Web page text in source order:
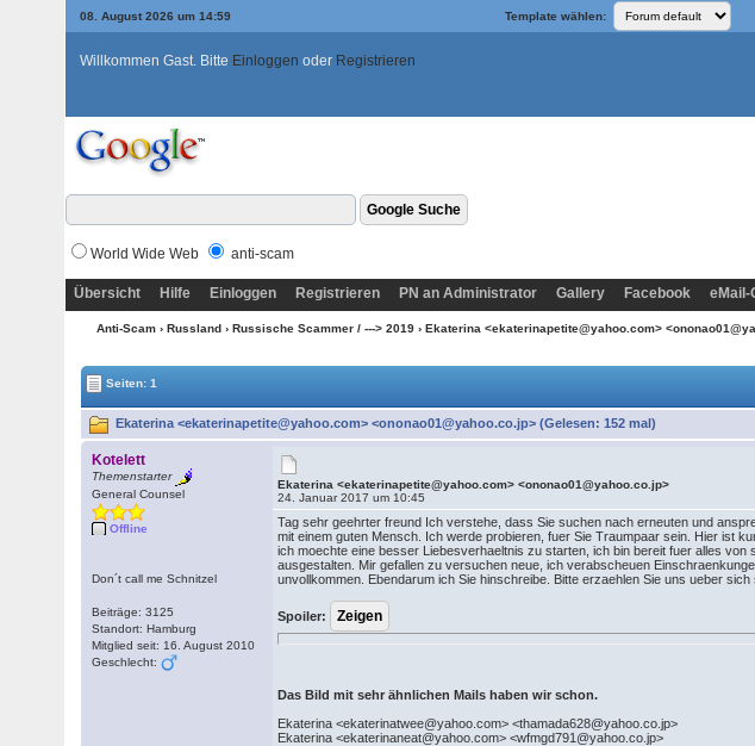
08. August 2026 um 14:59 Template wählen:
Willkommen Gast. Bitte Einloggen oder Registrieren
World Wide Web anti-scam
Übersicht Hilfe Einloggen Registrieren PN an Administrator Gallery Facebook eMail-
Anti-Scam › Russland › Russische Scammer / ---> 2019 › Ekaterina <ekaterinapetite@yahoo.com>
Seiten: 1
Ekaterina <ekaterinapetite@yahoo.com> <ononao01@yahoo.co.jp> (Gelesen: 152 mal)
Kotelett
Themenstarter
General Counsel
Offline
Don´t call me Schnitzel
Beiträge: 3125
Standort: Hamburg
Mitglied seit: 16. August 2010
Geschlecht:
Ekaterina <ekaterinapetite@yahoo.com> <ononao01@yahoo.co.jp>
24. Januar 2017 um 10:45
Tag sehr geehrter freund Ich verstehe, dass Sie suchen nach erneuten und
mit einem guten Mensch. Ich werde probieren, fuer Sie Traumpaar sein. Hier ist
ich moechte eine besser Liebesverhaeltnis zu starten, ich bin bereit fuer alles
ausgestalten. Mir gefallen zu versuchen neue, ich verabscheuen
unvollkommen. Ebendarum ich Sie hinschreibe. Bitte erzaehlen Sie uns ueber
Spoiler:
Das Bild mit sehr ähnlichen Mails haben wir schon.
Ekaterina <ekaterinatwee@yahoo.com> <thamada628@yahoo.co.jp>
Ekaterina <ekaterinaneat@yahoo.com> <wfmgd791@yahoo.co.jp>